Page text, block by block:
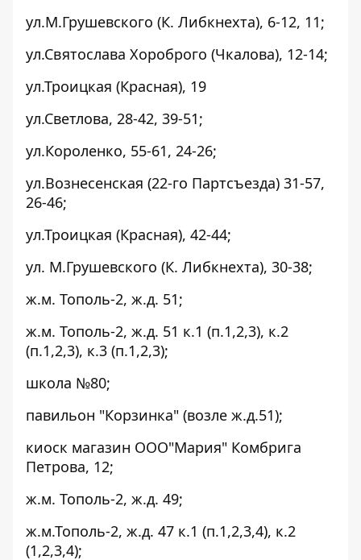
ул.М.Грушевского (К. Либкнехта), 6-12, 11;
ул.Святослава Хороброго (Чкалова), 12-14;
ул.Троицкая (Красная), 19
ул.Светлова, 28-42, 39-51;
ул.Короленко, 55-61, 24-26;
ул.Вознесенская (22-го Партсъезда) 31-57,
26-46;
ул.Троицкая (Красная), 42-44;
ул. М.Грушевского (К. Либкнехта), 30-38;
ж.м. Тополь-2, ж.д. 51;
ж.м. Тополь-2, ж.д. 51 к.1 (п.1,2,3), к.2
(п.1,2,3), к.3 (п.1,2,3);
школа №80;
павильон "Корзинка" (возле ж.д.51);
киоск магазин ООО"Мария" Комбрига
Петрова, 12;
ж.м. Тополь-2, ж.д. 49;
ж.м.Тополь-2, ж.д. 47 к.1 (п.1,2,3,4), к.2
(1,2,3,4);